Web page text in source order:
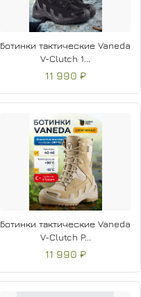
Ботинки тактические Vaneda
V-Clutch 1...
11 990 ₽
Ботинки тактические Vaneda
V-Clutch P...
11 990 ₽